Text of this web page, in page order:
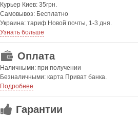
Курьер Киев: 35грн.
Самовывоз: Бесплатно
Украина: тариф Новой почты, 1-3 дня.
Узнать больше
Оплата
Наличными: при получении
Безналичными: карта Приват банка.
Подробнее
Гарантии